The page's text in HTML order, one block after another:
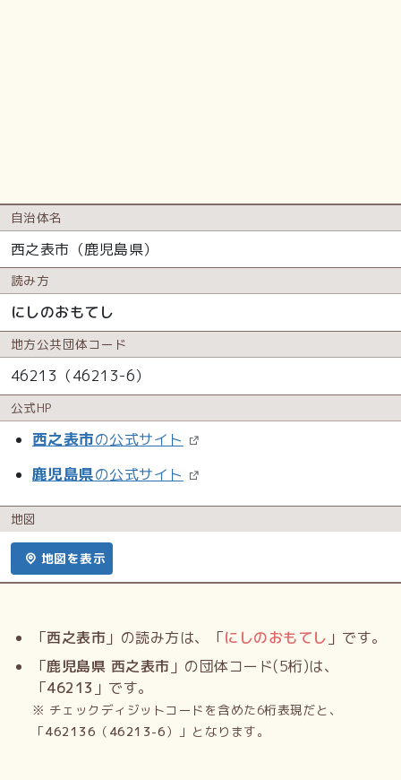
自治体名
西之表市（鹿児島県）
読み方
にしのおもてし
地方公共団体コード
46213（46213-6）
公式HP
西之表市の公式サイト
鹿児島県の公式サイト
地図
地図を表示
「西之表市 」の読み方は、「にしのおもてし 」です。
「鹿児島県 西之表市 」の団体コード(5桁)は、
「46213 」です。
※ チェックディジットコードを含めた6桁表現だと、
「462136 （ 46213-6）」となります。